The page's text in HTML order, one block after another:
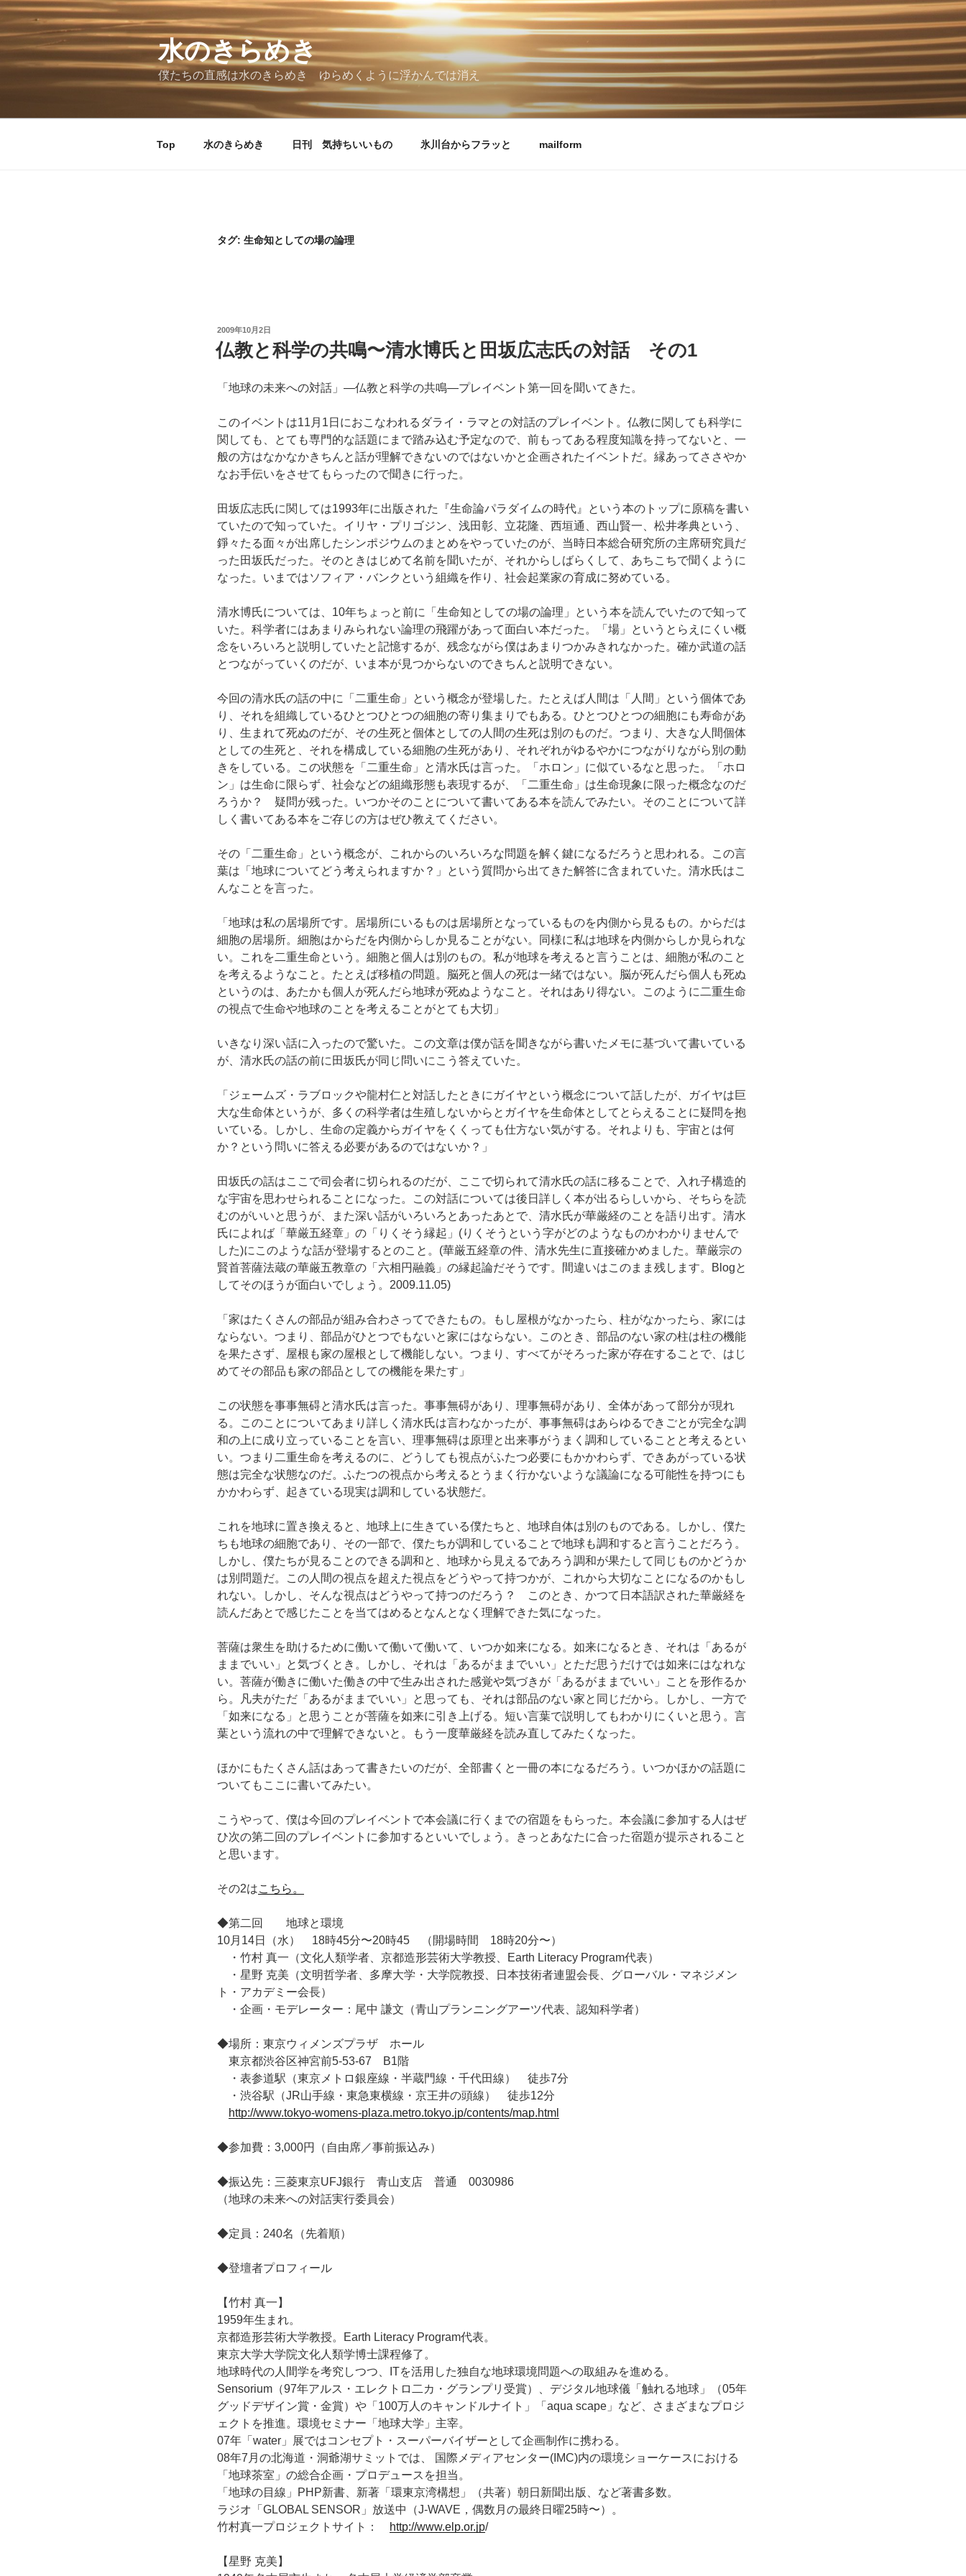
コ
ン
ン
水のきらめき
僕たちの直感は水のきらめき ゆらめくように浮かんでは消え
Top 水のきらめき 日刊 気持ちいいもの 氷川台からフラッと mailform
タグ: 生命知としての場の論理
投
稿
日:
2009年10月2日
仏教と科学の共鳴〜清水博氏と田坂広志氏の対話 その1
「地球の未来への対話」—仏教と科学の共鳴—プレイベント第一回を聞いてきた。
このイベントは11月1日におこなわれるダライ・ラマとの対話のプレイベント。仏教に関しても科学に
関しても、とても専門的な話題にまで踏み込む予定なので、前もってある程度知識を持ってないと、一
般の方はなかなかきちんと話が理解できないのではないかと企画されたイベントだ。縁あってささやか
なお手伝いをさせてもらったので聞きに行った。
田坂広志氏に関しては1993年に出版された『生命論パラダイムの時代』という本のトップに原稿を書い
ていたので知っていた。イリヤ・プリゴジン、浅田彰、立花隆、西垣通、西山賢一、松井孝典という、
錚々たる面々が出席したシンポジウムのまとめをやっていたのが、当時日本総合研究所の主席研究員だ
った田坂氏だった。そのときはじめて名前を聞いたが、それからしばらくして、あちこちで聞くように
なった。いまではソフィア・バンクという組織を作り、社会起業家の育成に努めている。
清水博氏については、10年ちょっと前に「生命知としての場の論理」という本を読んでいたので知って
いた。科学者にはあまりみられない論理の飛躍があって面白い本だった。「場」というとらえにくい概
念をいろいろと説明していたと記憶するが、残念ながら僕はあまりつかみきれなかった。確か武道の話
とつながっていくのだが、いま本が見つからないのできちんと説明できない。
今回の清水氏の話の中に「二重生命」という概念が登場した。たとえば人間は「人間」という個体であ
り、それを組織しているひとつひとつの細胞の寄り集まりでもある。ひとつひとつの細胞にも寿命があ
り、生まれて死ぬのだが、その生死と個体としての人間の生死は別のものだ。つまり、大きな人間個体
としての生死と、それを構成している細胞の生死があり、それぞれがゆるやかにつながりながら別の動
きをしている。この状態を「二重生命」と清水氏は言った。「ホロン」に似ているなと思った。「ホロ
ン」は生命に限らず、社会などの組織形態も表現するが、「二重生命」は生命現象に限った概念なのだ
ろうか？ 疑問が残った。いつかそのことについて書いてある本を読んでみたい。そのことについて詳
しく書いてある本をご存じの方はぜひ教えてください。
その「二重生命」という概念が、これからのいろいろな問題を解く鍵になるだろうと思われる。この言
葉は「地球についてどう考えられますか？」という質問から出てきた解答に含まれていた。清水氏はこ
んなことを言った。
「地球は私の居場所です。居場所にいるものは居場所となっているものを内側から見るもの。からだは
細胞の居場所。細胞はからだを内側からしか見ることがない。同様に私は地球を内側からしか見られな
い。これを二重生命という。細胞と個人は別のもの。私が地球を考えると言うことは、細胞が私のこと
を考えるようなこと。たとえば移植の問題。脳死と個人の死は一緒ではない。脳が死んだら個人も死ぬ
というのは、あたかも個人が死んだら地球が死ぬようなこと。それはあり得ない。このように二重生命
の視点で生命や地球のことを考えることがとても大切」
いきなり深い話に入ったので驚いた。この文章は僕が話を聞きながら書いたメモに基づいて書いている
が、清水氏の話の前に田坂氏が同じ問いにこう答えていた。
「ジェームズ・ラブロックや龍村仁と対話したときにガイヤという概念について話したが、ガイヤは巨
大な生命体というが、多くの科学者は生殖しないからとガイヤを生命体としてとらえることに疑問を抱
いている。しかし、生命の定義からガイヤをくくっても仕方ない気がする。それよりも、宇宙とは何
か？という問いに答える必要があるのではないか？」
田坂氏の話はここで司会者に切られるのだが、ここで切られて清水氏の話に移ることで、入れ子構造的
な宇宙を思わせられることになった。この対話については後日詳しく本が出るらしいから、そちらを読
むのがいいと思うが、また深い話がいろいろとあったあとで、清水氏が華厳経のことを語り出す。清水
氏によれば「華厳五経章」の「りくそう縁起」(りくそうという字がどのようなものかわかりませんで
した)にこのような話が登場するとのこと。(華厳五経章の件、清水先生に直接確かめました。華厳宗の
賢首菩薩法蔵の華厳五教章の「六相円融義」の縁起論だそうです。間違いはこのまま残します。Blogと
してそのほうが面白いでしょう。2009.11.05)
「家はたくさんの部品が組み合わさってできたもの。もし屋根がなかったら、柱がなかったら、家には
ならない。つまり、部品がひとつでもないと家にはならない。このとき、部品のない家の柱は柱の機能
を果たさず、屋根も家の屋根として機能しない。つまり、すべてがそろった家が存在することで、はじ
めてその部品も家の部品としての機能を果たす」
この状態を事事無碍と清水氏は言った。事事無碍があり、理事無碍があり、全体があって部分が現れ
る。このことについてあまり詳しく清水氏は言わなかったが、事事無碍はあらゆるできごとが完全な調
和の上に成り立っていることを言い、理事無碍は原理と出来事がうまく調和していることと考えるとい
い。つまり二重生命を考えるのに、どうしても視点がふたつ必要にもかかわらず、できあがっている状
態は完全な状態なのだ。ふたつの視点から考えるとうまく行かないような議論になる可能性を持つにも
かかわらず、起きている現実は調和している状態だ。
これを地球に置き換えると、地球上に生きている僕たちと、地球自体は別のものである。しかし、僕た
ちも地球の細胞であり、その一部で、僕たちが調和していることで地球も調和すると言うことだろう。
しかし、僕たちが見ることのできる調和と、地球から見えるであろう調和が果たして同じものかどうか
は別問題だ。この人間の視点を超えた視点をどうやって持つかが、これから大切なことになるのかもし
れない。しかし、そんな視点はどうやって持つのだろう？ このとき、かつて日本語訳された華厳経を
読んだあとで感じたことを当てはめるとなんとなく理解できた気になった。
菩薩は衆生を助けるために働いて働いて働いて、いつか如来になる。如来になるとき、それは「あるが
ままでいい」と気づくとき。しかし、それは「あるがままでいい」とただ思うだけでは如来にはなれな
い。菩薩が働きに働いた働きの中で生み出された感覚や気づきが「あるがままでいい」ことを形作るか
ら。凡夫がただ「あるがままでいい」と思っても、それは部品のない家と同じだから。しかし、一方で
「如来になる」と思うことが菩薩を如来に引き上げる。短い言葉で説明してもわかりにくいと思う。言
葉という流れの中で理解できないと。もう一度華厳経を読み直してみたくなった。
ほかにもたくさん話はあって書きたいのだが、全部書くと一冊の本になるだろう。いつかほかの話題に
ついてもここに書いてみたい。
こうやって、僕は今回のプレイベントで本会議に行くまでの宿題をもらった。本会議に参加する人はぜ
ひ次の第二回のプレイベントに参加するといいでしょう。きっとあなたに合った宿題が提示されること
と思います。
その2はこちら。
◆第二回 地球と環境
10月14日（水） 18時45分〜20時45 （開場時間 18時20分〜）
・竹村 真一（文化人類学者、京都造形芸術大学教授、Earth Literacy Program代表）
・星野 克美（文明哲学者、多摩大学・大学院教授、日本技術者連盟会長、グローバル・マネジメン
ト・アカデミー会長）
・企画・モデレーター：尾中 謙文（青山プランニングアーツ代表、認知科学者）
◆場所：東京ウィメンズプラザ ホール
東京都渋谷区神宮前5-53-67 B1階
・表参道駅（東京メトロ銀座線・半蔵門線・千代田線） 徒歩7分
・渋谷駅（JR山手線・東急東横線・京王井の頭線） 徒歩12分
http://www.tokyo-womens-plaza.metro.tokyo.jp/contents/map.html
◆参加費：3,000円（自由席／事前振込み）
◆振込先：三菱東京UFJ銀行 青山支店 普通 0030986
（地球の未来への対話実行委員会）
◆定員：240名（先着順）
◆登壇者プロフィール
【竹村 真一】
1959年生まれ。
京都造形芸術大学教授。Earth Literacy Program代表。
東京大学大学院文化人類学博士課程修了。
地球時代の人間学を考究しつつ、ITを活用した独自な地球環境問題への取組みを進める。
Sensorium（97年アルス・エレクトロ二カ・グランプリ受賞）、デジタル地球儀「触れる地球」（05年
グッドデザイン賞・金賞）や「100万人のキャンドルナイト」「aqua scape」など、さまざまなプロジ
ェクトを推進。環境セミナー「地球大学」主宰。
07年「water」展ではコンセプト・スーパーバイザーとして企画制作に携わる。
08年7月の北海道・洞爺湖サミットでは、 国際メディアセンター(IMC)内の環境ショーケースにおける
「地球茶室」の総合企画・プロデュースを担当。
「地球の目線」PHP新書、新著「環東京湾構想」（共著）朝日新聞出版、など著書多数。
ラジオ「GLOBAL SENSOR」放送中（J-WAVE，偶数月の最終日曜25時〜）。
竹村真一プロジェクトサイト：
http://www.elp.or.jp/
【星野 克美】